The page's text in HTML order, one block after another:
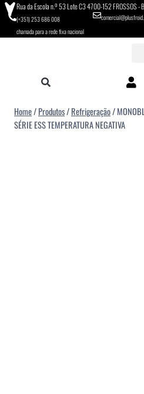
Rua da Escola n.º 53 Lote C3 4700-152 FROSSOS -
(+351) 253 686 008
chamada para a rede fixa nacional
Home/Produtos/Refrigeração/
SÉRIE ESS TEMPERATURA NEGATIVA